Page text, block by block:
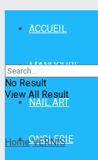
ACCUEIL
MANUCURE
NAIL ART
ONGLERIE
No Result
View All Result
Home VERNIS